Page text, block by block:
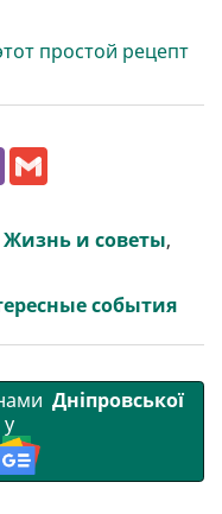
простой рецепт
V
r l
Жизнь и советы,
события
Дніпровської
у